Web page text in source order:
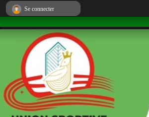
Se connecter
Panneau de gestion des cookies